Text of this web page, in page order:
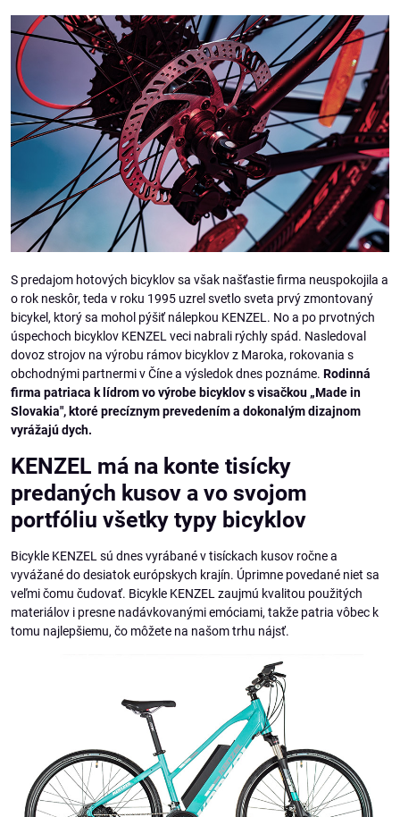
S predajom hotových bicyklov sa však našťastie firma neuspokojila a
o rok neskôr, teda v roku 1995 uzrel svetlo sveta prvý zmontovaný
bicykel, ktorý sa mohol pýšiť nálepkou KENZEL. No a po prvotných
úspechoch bicyklov KENZEL veci nabrali rýchly spád. Nasledoval
dovoz strojov na výrobu rámov bicyklov z Maroka, rokovania s
obchodnými partnermi v Číne a výsledok dnes poznáme. Rodinná
firma patriaca k lídrom vo výrobe bicyklov s visačkou „Made in
Slovakia", ktoré precíznym prevedením a dokonalým dizajnom
vyrážajú dych.
KENZEL má na konte tisícky
predaných kusov a vo svojom
portfóliu všetky typy bicyklov
Bicykle KENZEL sú dnes vyrábané v tisíckach kusov ročne a
vyvážané do desiatok európskych krajín. Úprimne povedané niet sa
veľmi čomu čudovať. Bicykle KENZEL zaujmú kvalitou použitých
materiálov i presne nadávkovanými emóciami, takže patria vôbec k
tomu najlepšiemu, čo môžete na našom trhu nájsť.